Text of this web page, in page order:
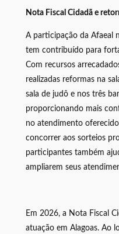
Nota Fiscal Cidadã e
A participação da Afaeal
tem contribuído para
Com recursos
realizadas reformas na
sala de judô e nos três
proporcionando mais
no atendimento
concorrer aos sorteios
participantes também
ampliarem seus
Em 2026, a Nota Fiscal
atuação em Alagoas. Ao